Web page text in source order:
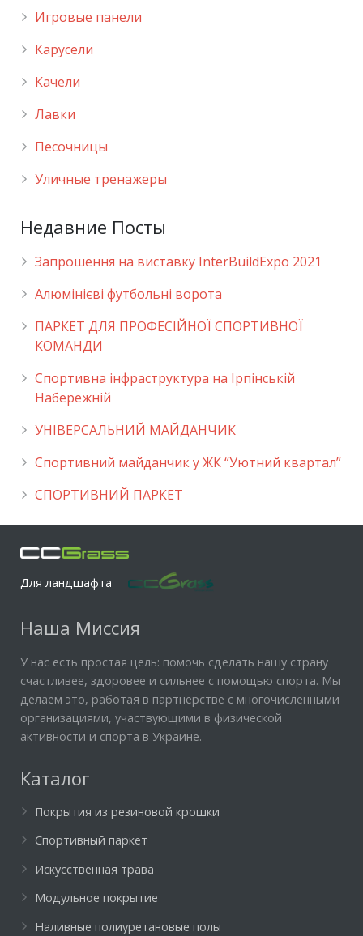
Игровые панели
Карусели
Качели
Лавки
Песочницы
Уличные тренажеры
Недавние Посты
Запрошення на виставку InterBuildExpo 2021
Алюмінієві футбольні ворота
ПАРКЕТ ДЛЯ ПРОФЕСІЙНОЇ СПОРТИВНОЇ
КОМАНДИ
Спортивна інфраструктура на Ірпінській
Набережній
УНІВЕРСАЛЬНИЙ МАЙДАНЧИК
Cпортивний майданчик у ЖК “Уютний квартал”
СПОРТИВНИЙ ПАРКЕТ
Для ландшафта
Наша Миссия
У нас есть простая цель: помочь сделать нашу страну
счастливее, здоровее и сильнее с помощью спорта. Мы
делаем это, работая в партнерстве с многочисленными
организациями, участвующими в физической
активности и спорта в Украине.
Каталог
Покрытия из резиновой крошки
Спортивный паркет
Искусственная трава
Модульное покрытие
Наливные полиуретановые полы